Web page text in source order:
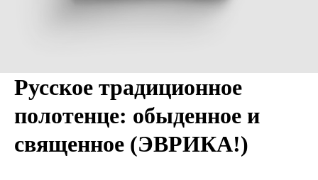
Русское традиционное
полотенце: обыденное и
священное (ЭВРИКА!)